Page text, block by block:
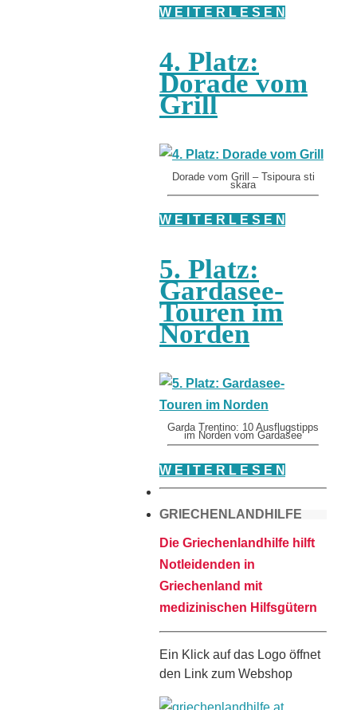
W E I T E R L E S E N
4. Platz:
Dorade vom
Grill
Dorade vom Grill – Tsipoura sti
skara
W E I T E R L E S E N
5. Platz:
Gardasee-
Touren im
Norden
Garda Trentino: 10 Ausflugstipps
im Norden vom Gardasee
W E I T E R L E S E N
GRIECHENLANDHILFE
Die Griechenlandhilfe hilft
Notleidenden in
Griechenland mit
medizinischen Hilfsgütern
Ein Klick auf das Logo öffnet
den Link zum Webshop